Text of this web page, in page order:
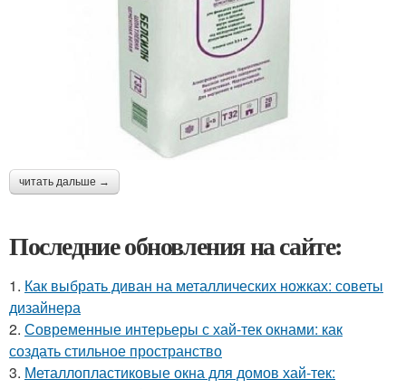
читать дальше →
Последние обновления на сайте:
1. Как выбрать диван на металлических ножках: советы
дизайнера
2. Современные интерьеры с хай-тек окнами: как
создать стильное пространство
3. Металлопластиковые окна для домов хай-тек: